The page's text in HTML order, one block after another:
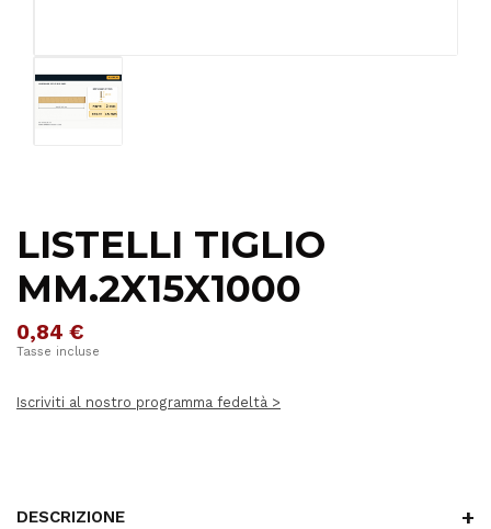
LISTELLI TIGLIO
MM.2X15X1000
0,84 €
Tasse incluse
Iscriviti al nostro programma fedeltà >
DESCRIZIONE